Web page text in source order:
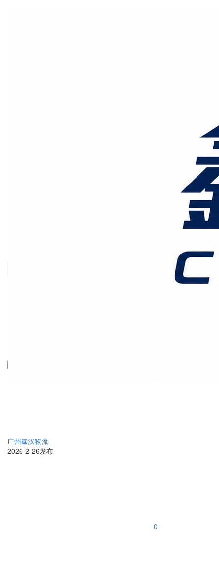
广州鑫汉物流
2026-2-26发布
0